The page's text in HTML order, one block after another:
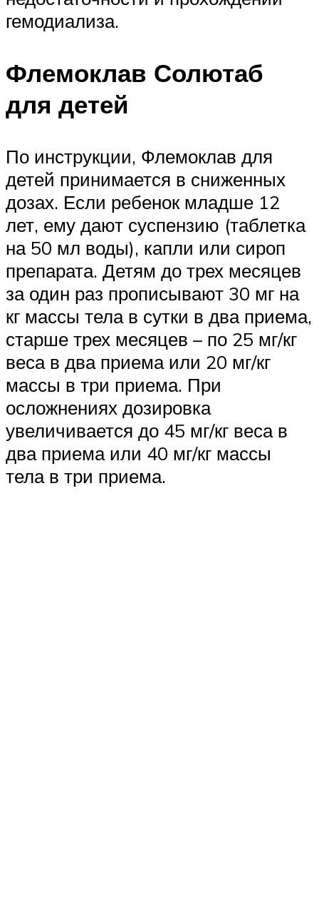
гемодиализа.
Флемоклав Солютаб
для детей
По инструкции, Флемоклав для
детей принимается в сниженных
дозах. Если ребенок младше 12
лет, ему дают суспензию (таблетка
на 50 мл воды), капли или сироп
препарата. Детям до трех месяцев
за один раз прописывают 30 мг на
кг массы тела в сутки в два приема,
старше трех месяцев – по 25 мг/кг
веса в два приема или 20 мг/кг
массы в три приема. При
осложнениях дозировка
увеличивается до 45 мг/кг веса в
два приема или 40 мг/кг массы
тела в три приема.